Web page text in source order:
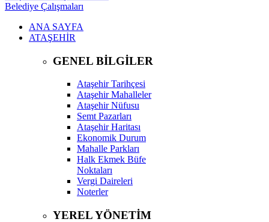
Belediye Çalışmaları
ANA SAYFA
ATAŞEHİR
GENEL BİLGİLER
Ataşehir Tarihçesi
Ataşehir Mahalleler
Ataşehir Nüfusu
Semt Pazarları
Ataşehir Haritası
Ekonomik Durum
Mahalle Parkları
Halk Ekmek Büfe
Noktaları
Vergi Daireleri
Noterler
YEREL YÖNETİM